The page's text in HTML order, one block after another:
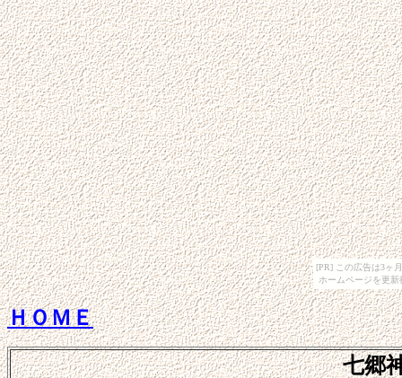
[PR] この広告は3ヶ
ホームページを更
ＨＯＭＥ
七郷